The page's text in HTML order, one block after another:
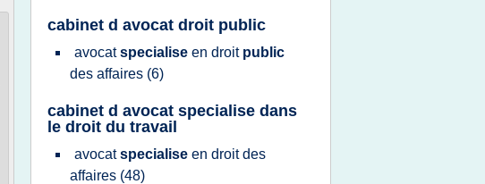
cabinet d avocat droit public
avocatspecialise en droit public
des affaires (6)
cabinet d avocat specialise dans
le droit du travail
avocatspecialise en droitdes
affaires (48)